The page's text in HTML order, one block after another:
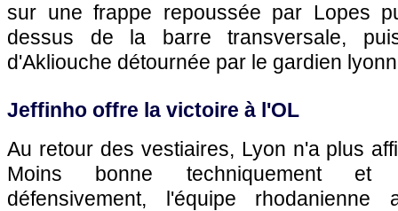
sur une frappe repoussée par Lopes
dessus de la barre transversale,
d'Akliouche détournée par le gardien
Jeffinho offre la victoire à l'OL
Au retour des vestiaires, Lyon n'a plus
Moins bonne techniquement et
défensivement, l'équipe